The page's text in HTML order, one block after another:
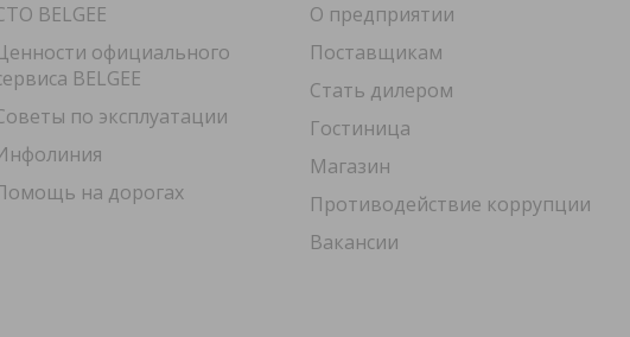
BELGEE
официального
BELGEE
по эксплуатации
на дорогах
О предприятии
Поставщикам
Стать дилером
Гостиница
Магазин
Противодействие коррупции
Вакансии